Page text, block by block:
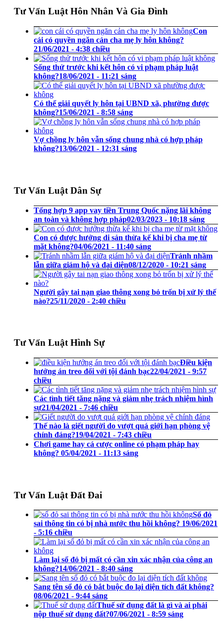
Tư Vấn Luật Hôn Nhân Và Gia Đình
Con
cái có quyền ngăn cản cha mẹ ly hôn không?
21/06/2021 - 4:38 chiều
Sống thử trước khi kết hôn có vi phạm pháp luật
không?18/06/2021 - 11:21 sáng
Có thể giải quyết ly hôn tại UBND xã, phường được
không?15/06/2021 - 8:58 sáng
Vợ chồng ly hôn vẫn sống chung nhà có hợp pháp
không?13/06/2021 - 12:31 sáng
Tư Vấn Luật Dân Sự
Tổng hợp 9 app vay tiền Trung Quốc nặng lãi không
an toàn và không hợp pháp02/03/2023 - 10:18 sáng
Con có được hưởng di sản thừa kế khi bị cha mẹ từ
mặt không?04/06/2021 - 11:40 sáng
Tránh nhầm
lẫn giữa giám hộ và đại diện08/12/2020 - 10:21 sáng
Người gây tai nạn giao thông xong bỏ trốn bị xử lý thế
nào?25/11/2020 - 2:40 chiều
Tư Vấn Luật Hình Sự
Điều kiện
hưởng án treo đối với tội đánh bạc22/04/2021 - 9:57
chiều
Các tình tiết tăng nặng và giảm nhẹ trách nhiệm hình
sự21/04/2021 - 7:46 chiều
Thế nào là giết người do vượt quá giới hạn phòng vệ
chính đáng?19/04/2021 - 7:43 chiều
Chơi game hay cá cược online có phạm pháp hay
không? 05/04/2021 - 11:13 sáng
Tư Vấn Luật Đất Đai
Sổ đỏ
sai thông tin có bị nhà nước thu hồi không? 19/06/2021
- 5:16 chiều
Làm lại sổ đỏ bị mất có cần xin xác nhận của công an
không?14/06/2021 - 8:40 sáng
Sang tên sổ đỏ có bắt buộc đo lại diện tích đất không?
08/06/2021 - 9:44 sáng
Thuế sử dụng đất là gì và ai phải
nộp thuế sử dụng đất?07/06/2021 - 8:59 sáng